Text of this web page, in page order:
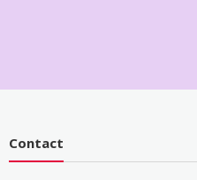
Contact